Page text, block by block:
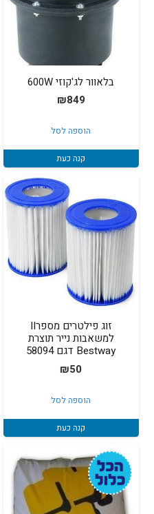
בלאוור לג'קוזי 600W
₪849
הוספה לסל
קנה כעת
זוג פילטרים מספרII
למשאבות נייר תוצרת
Bestway דגם 58094
₪50
הוספה לסל
קנה כעת